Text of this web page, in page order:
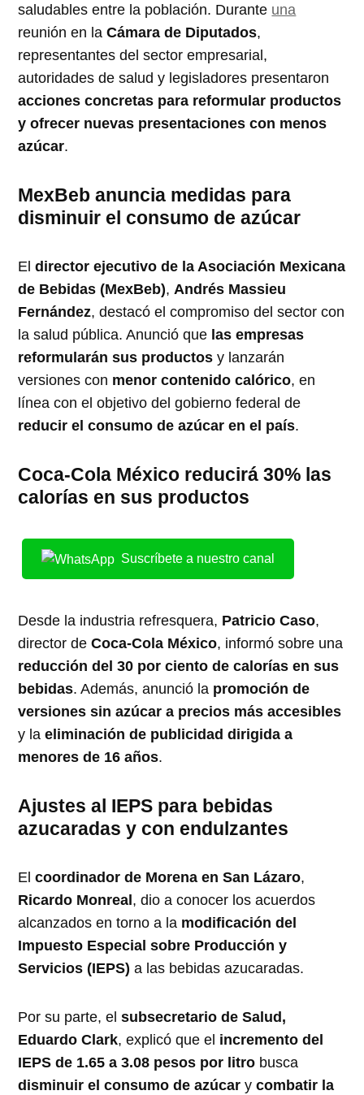
saludables entre la población. Durante una
reunión en laCámara de Diputados,
representantes del sector empresarial,
autoridades de salud y legisladores presentaron
acciones concretas para reformular productos
y ofrecer nuevas presentaciones con menos
azúcar.
MexBeb anuncia medidas para
disminuir el consumo de azúcar
Eldirector ejecutivo de la Asociación Mexicana
de Bebidas (MexBeb), Andrés Massieu
Fernández, destacó el compromiso del sector con
la salud pública. Anunció que las empresas
reformularán sus productos y lanzarán
versiones con menor contenido calórico, en
línea con el objetivo del gobierno federal de
reducir el consumo de azúcar en el país.
Coca-Cola México reducirá 30% las
calorías en sus productos
Suscríbete a nuestro canal
Desde la industria refresquera, Patricio Caso,
director deCoca-Cola México, informó sobre una
reducción del 30 por ciento de calorías en sus
bebidas. Además, anunció la promoción de
versiones sin azúcar a precios más accesibles
y laeliminación de publicidad dirigida a
menores de 16 años.
Ajustes al IEPS para bebidas
azucaradas y con endulzantes
Elcoordinador de Morena en San Lázaro,
Ricardo Monreal , dio a conocer los acuerdos
alcanzados en torno a la modificación del
Impuesto Especial sobre Producción y
Servicios (IEPS) a las bebidas azucaradas.
Por su parte, elsubsecretario de Salud,
Eduardo Clark, explicó que el incremento del
IEPS de 1.65 a 3.08 pesos por litro busca
disminuir el consumo de azúcar ycombatir la